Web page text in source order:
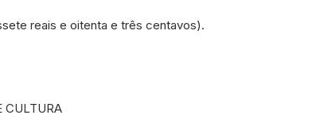
reais e oitenta e três centavos).
CULTURA